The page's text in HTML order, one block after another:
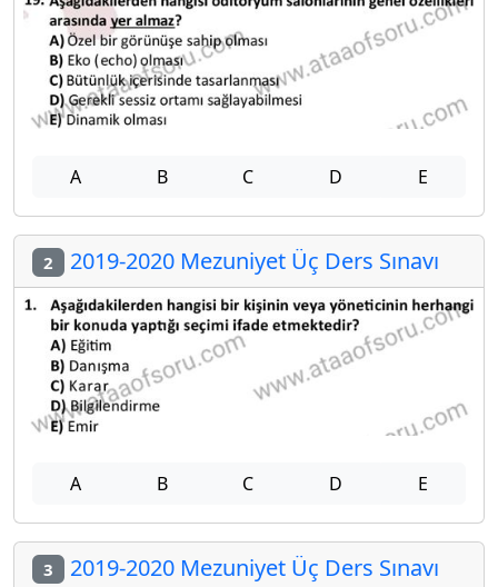
A B C D E
2 2019-2020 Mezuniyet Üç Ders Sınavı
A B C D E
3 2019-2020 Mezuniyet Üç Ders Sınavı